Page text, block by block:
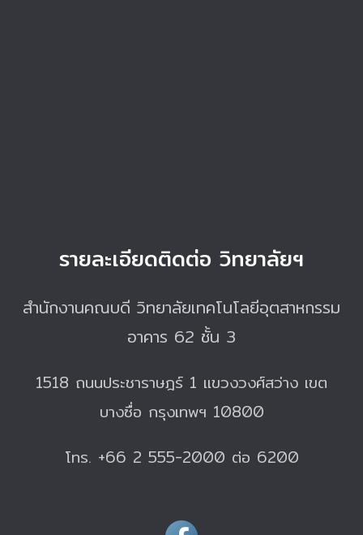
รายละเอียดติดต่อ วิทยาลัยฯ
สำนักงานคณบดี วิทยาลัยเทคโนโลยีอุตสาหกรรม
อาคาร 62 ชั้น 3
1518 ถนนประชาราษฎร์ 1 แขวงวงศ์สว่าง เขต
บางซื่อ กรุงเทพฯ 10800
โทร. +66 2 555-2000 ต่อ 6200